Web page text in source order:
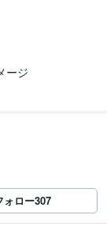
ージ
ォロー307